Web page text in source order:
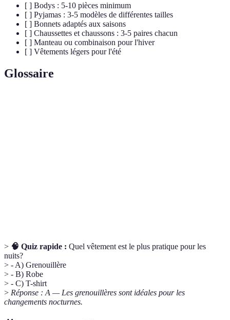
[ ] Bodys : 5-10 pièces minimum
[ ] Pyjamas : 3-5 modèles de différentes tailles
[ ] Bonnets adaptés aux saisons
[ ] Chaussettes et chaussons : 3-5 paires chacun
[ ] Manteau ou combinaison pour l'hiver
[ ] Vêtements légers pour l'été
Glossaire
> 🧠 Quiz rapide : Quel vêtement est le plus pratique pour les
nuits?
> - A) Grenouillère
> - B) Robe
> - C) T-shirt
> Réponse : A — Les grenouillères sont idéales pour les
changements nocturnes.